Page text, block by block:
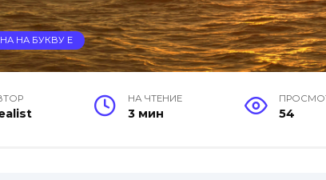
НА БУКВУ Е
НА ЧТЕНИЕ
3 мин 54